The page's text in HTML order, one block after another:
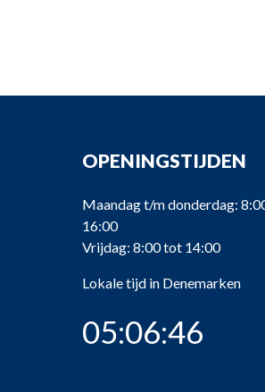
OPENINGSTIJDEN
Maandag t/m donderdag:
16:00
Vrijdag: 8:00 tot 14:00
Lokale tijd in Denemarken
05:06:47